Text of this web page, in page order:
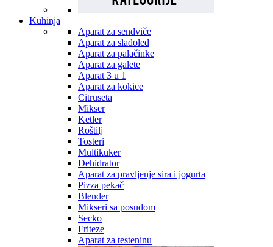
Kuhinja
Aparat za sendviče
Aparat za sladoled
Aparat za palačinke
Aparat za galete
Aparat 3 u 1
Aparat za kokice
Citruseta
Mikser
Ketler
Roštilj
Tosteri
Multikuker
Dehidrator
Aparat za pravljenje sira i jogurta
Pizza pekač
Blender
Mikseri sa posudom
Secko
Friteze
Aparat za testeninu